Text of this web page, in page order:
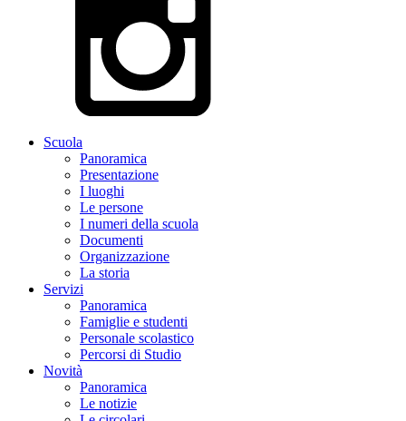
Scuola
Panoramica
Presentazione
I luoghi
Le persone
I numeri della scuola
Documenti
Organizzazione
La storia
Servizi
Panoramica
Famiglie e studenti
Personale scolastico
Percorsi di Studio
Novità
Panoramica
Le notizie